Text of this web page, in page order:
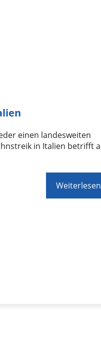
einen landesweiten
in Italien betrifft
Weiterlesen